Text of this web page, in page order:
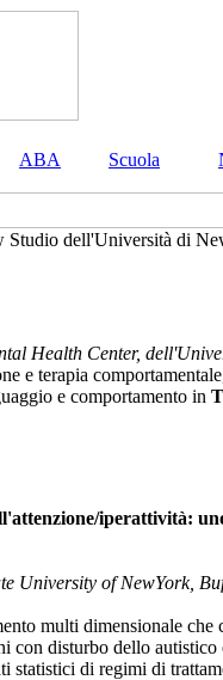
ABA Scuola
Studio dell'Università di
Health Center,
e terapia
e comportamento in
iperattività:
University of NewYork,
multi dimensionale
disturbo dello
statistici di regimi di